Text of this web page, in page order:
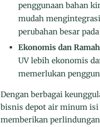
penggunaan bahan
mudah
perubahan besar
Ekonomis dan
UV lebih ekonomis
memerlukan
Dengan berbagai
bisnis depot air minum isi
memberikan perlindungan